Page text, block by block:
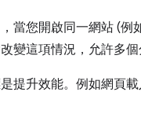
當您開啟同一網站 (例
變這項情況，允許多
提升效能。例如網頁載